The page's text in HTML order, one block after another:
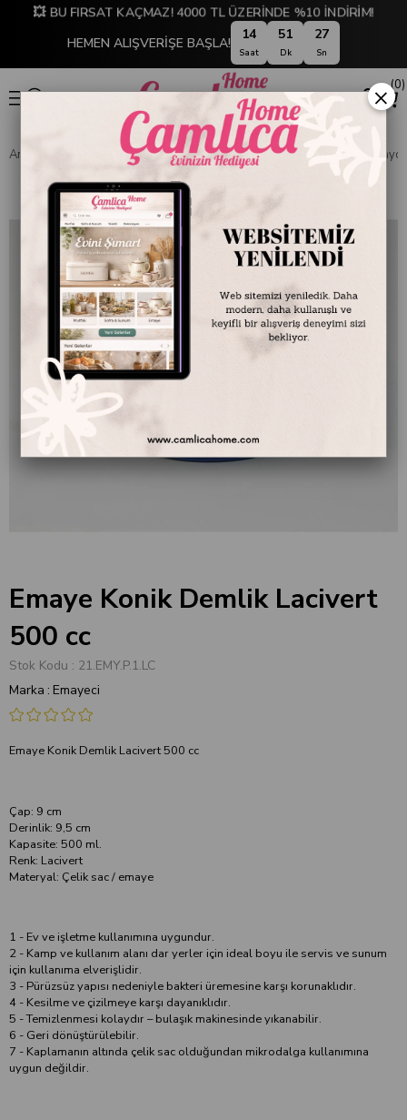
💥 BU FIRSAT KAÇMAZ! 4000 TL ÜZERİNDE %10 İNDİRİM!
HEMEN ALIŞVERİŞE BAŞLA! 14
Saat
51
Dk
26
Sn
0
Anasayfa Emaye Ürünler Pişirme Grubu Demlik ve
Emaye Konik Demlik Lacivert
500 cc
Stok Kodu
21.EMY.P.1.LC
Marka : Emayeci
Emaye Konik Demlik Lacivert 500 cc
Çap: 9 cm
Derinlik: 9,5 cm
Kapasite: 500 ml.
Renk: Lacivert
Materyal: Çelik sac / emaye
1 - Ev ve işletme kullanımına uygundur.
2 - Kamp ve kullanım alanı dar yerler için ideal boyu ile servis ve sunum
için kullanıma elverişlidir.
3 - Pürüzsüz yapısı nedeniyle bakteri üremesine karşı korunaklıdır.
4 - Kesilme ve çizilmeye karşı dayanıklıdır.
5 - Temizlenmesi kolaydır – bulaşık makinesinde yıkanabilir.
6 - Geri dönüştürülebilir.
7 - Kaplamanın altında çelik sac olduğundan mikrodalga kullanımına
uygun değildir.
×